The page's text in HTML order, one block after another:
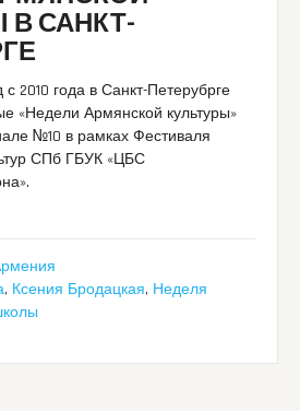
В САНКТ-
2010 года в Санкт-Петерубрге
«Недели Армянской культуры»
№10 в рамках Фестиваля
СПб ГБУК «ЦБС
, Ксения Бродацкая, Неделя